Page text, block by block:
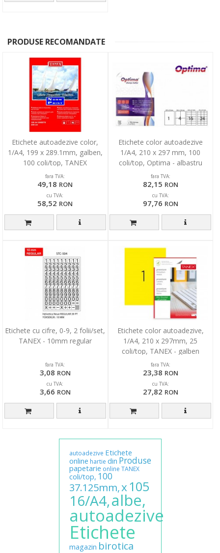
PRODUSE RECOMANDATE
Etichete autoadezive color,
1/A4, 199 x 289.1mm, galben,
100 coli/top, TANEX
fara TVA:
49,18 RON
cu TVA:
58,52 RON
Etichete color autoadezive
1/A4, 210 x 297 mm, 100
coli/top, Optima - albastru
fara TVA:
82,15 RON
cu TVA:
97,76 RON
Etichete cu cifre, 0-9, 2 folii/set,
TANEX - 10mm regular
fara TVA:
3,08 RON
cu TVA:
3,66 RON
Etichete color autoadezive,
1/A4, 210 x 297mm, 25
coli/top, TANEX - galben
fluorescent
fara TVA:
23,38 RON
cu TVA:
27,82 RON
autoadezive Etichete
online hartie din Produse
papetarie online TANEX
coli/top, 100
37.125mm,x105
16/A4,albe,
autoadezive
Etichete
magazin birotica